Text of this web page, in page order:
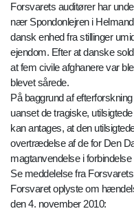
Forsvarets auditører har
nær Spondonlejren i
dansk enhed fra stillinger
ejendom. Efter at danske
at fem civile afghanere var
blevet sårede.
På baggrund af
uanset de tragiske,
kan antages, at den
overtrædelse af de for Den
magtanvendelse i
Se meddelelse fra
Forsvaret oplyste om
den 4. november 2010: